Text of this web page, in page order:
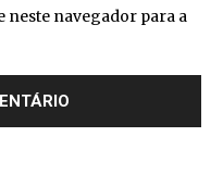
neste navegador para a